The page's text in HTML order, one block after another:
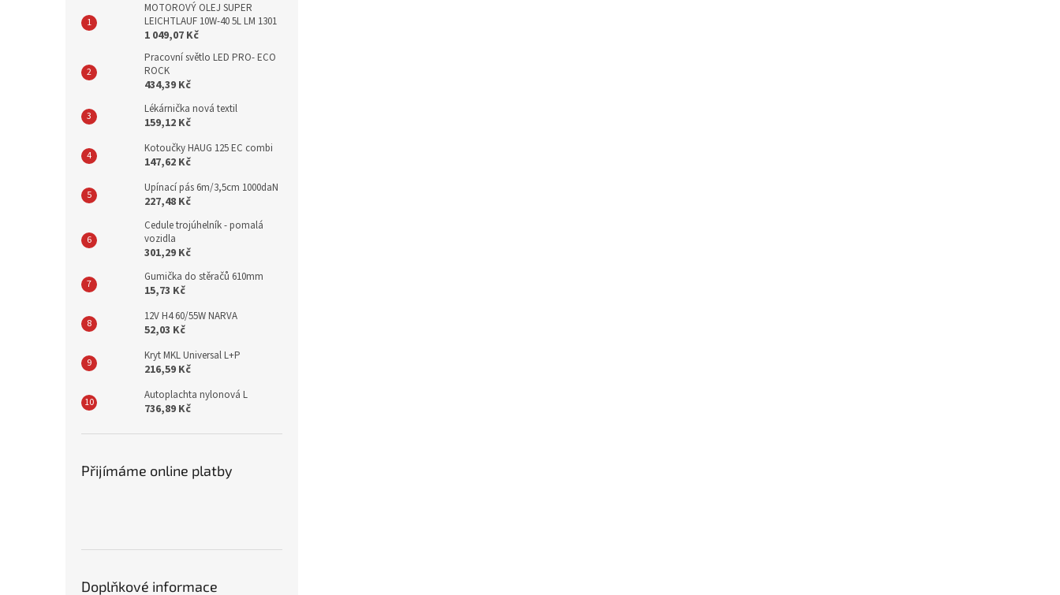
MOTOROVÝ OLEJ SUPER
LEICHTLAUF 10W-40 5L LM 1301
1 049,07 Kč
Pracovní světlo LED PRO- ECO
ROCK
434,39 Kč
Lékárnička nová textil
159,12 Kč
Kotoučky HAUG 125 EC combi
147,62 Kč
Upínací pás 6m/3,5cm 1000daN
227,48 Kč
Cedule trojúhelník - pomalá
vozidla
301,29 Kč
Gumička do stěračů 610mm
15,73 Kč
12V H4 60/55W NARVA
52,03 Kč
Kryt MKL Universal L+P
216,59 Kč
Autoplachta nylonová L
736,89 Kč
Přijímáme online platby
Doplňkové informace